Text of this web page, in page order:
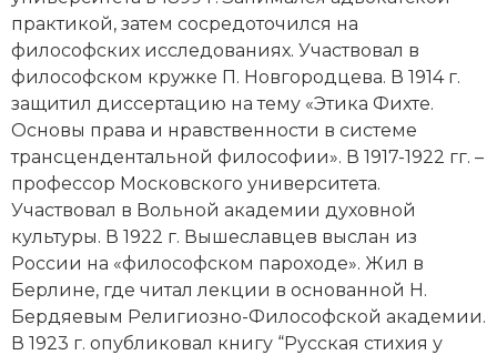
Государство и право
Европа
Империи
Историческая география и топонимика
История материальной и духовной культуры
История международных отношений
История, философия, теория и методология
исторического знания
практикой, затем сосредоточился на
философских исследованиях. Участвовал в
философском кружке П. Новгородцева. В 1914 г.
защитил диссертацию на тему «Этика Фихте.
Основы права и нравственности в системе
трансцендентальной философии». В 1917-1922 гг. –
профессор Московского университета.
Участвовал в Вольной академии духовной
культуры. В 1922 г. Вышеславцев выслан из
России на «философском пароходе». Жил в
Берлине, где читал лекции в основанной Н.
Бердяевым Религиозно-Философской академии.
В 1923 г. опубликовал книгу “Русская стихия у